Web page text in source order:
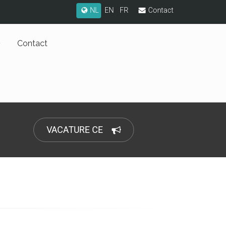
NL EN FR Contact
Contact
VACATURE CE